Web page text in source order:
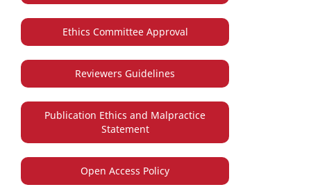
Ethics Committee Approval
Reviewers Guidelines
Publication Ethics and Malpractice
Statement
Open Access Policy